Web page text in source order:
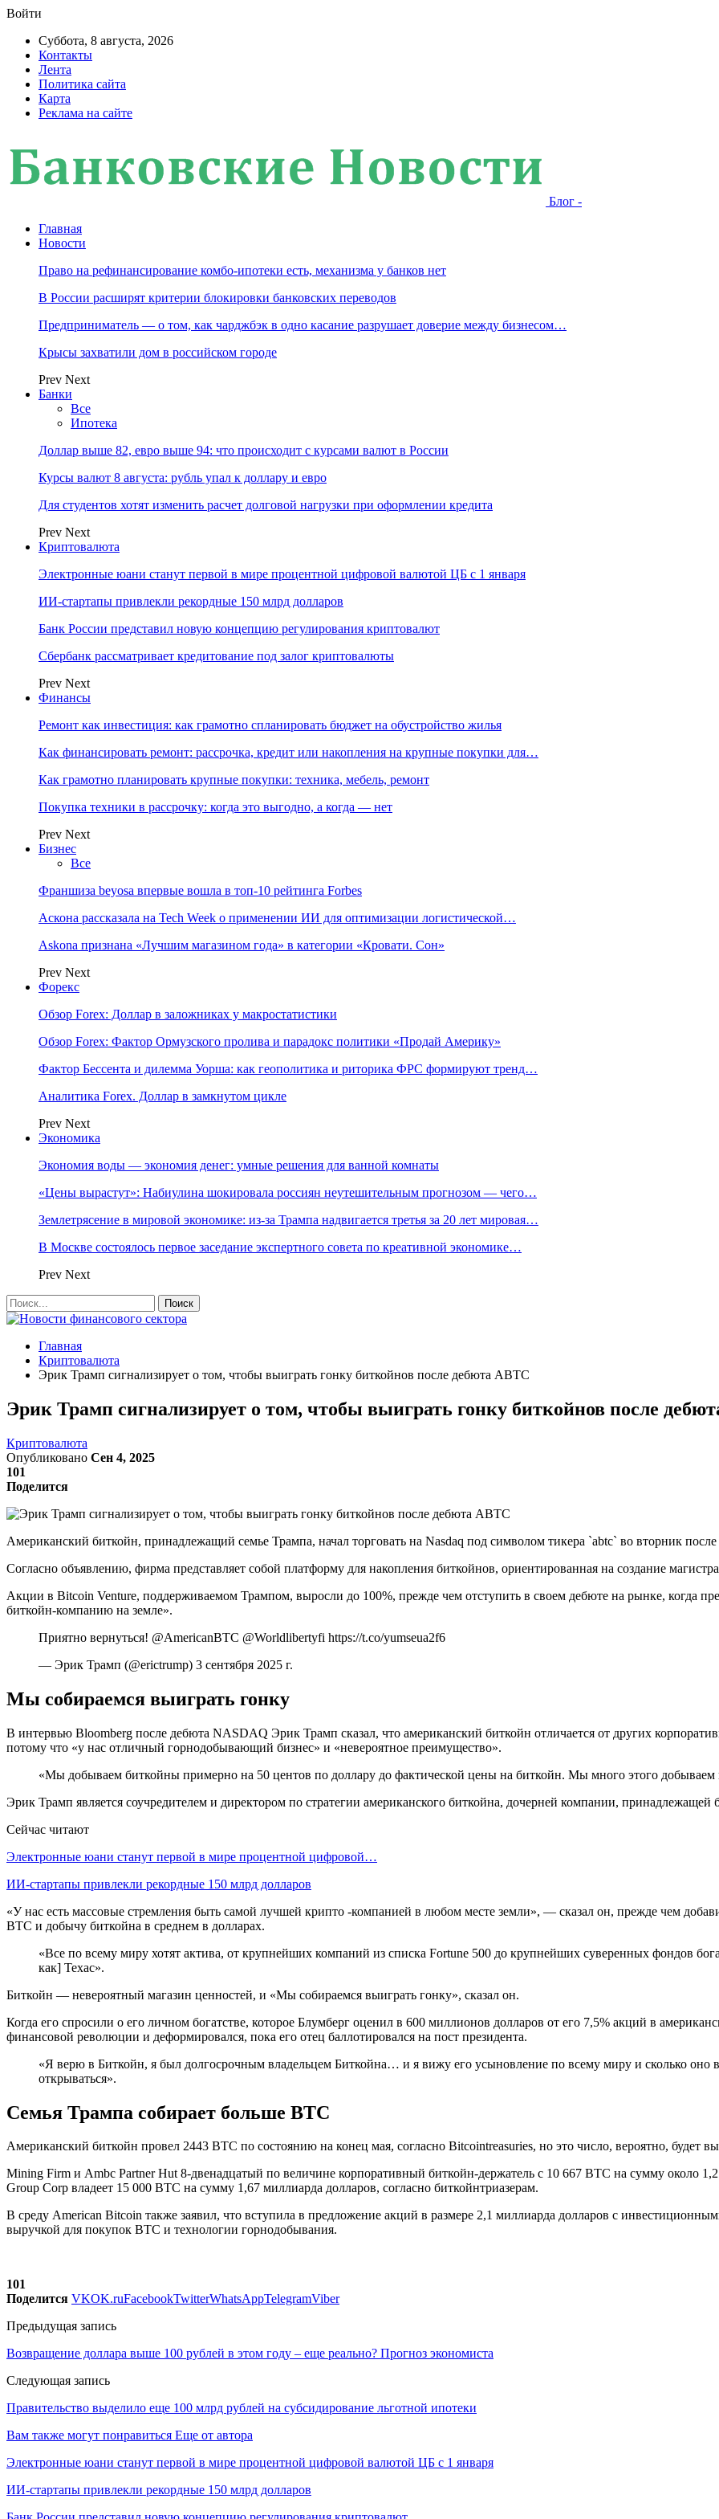
Войти
Суббота, 8 августа, 2026
Контакты
Лента
Политика сайта
Карта
Реклама на сайте
Блог -
Главная
Новости
Право на рефинансирование комбо-ипотеки есть, механизма у банков нет
В России расширят критерии блокировки банковских переводов
Предприниматель — о том, как чарджбэк в одно касание разрушает доверие между бизнесом…
Крысы захватили дом в российском городе
Prev Next
Банки
Все
Ипотека
Доллар выше 82, евро выше 94: что происходит с курсами валют в России
Курсы валют 8 августа: рубль упал к доллару и евро
Для студентов хотят изменить расчет долговой нагрузки при оформлении кредита
Prev Next
Криптовалюта
Электронные юани станут первой в мире процентной цифровой валютой ЦБ с 1 января
ИИ-стартапы привлекли рекордные 150 млрд долларов
Банк России представил новую концепцию регулирования криптовалют
Сбербанк рассматривает кредитование под залог криптовалюты
Prev Next
Финансы
Ремонт как инвестиция: как грамотно спланировать бюджет на обустройство жилья
Как финансировать ремонт: рассрочка, кредит или накопления на крупные покупки для…
Как грамотно планировать крупные покупки: техника, мебель, ремонт
Покупка техники в рассрочку: когда это выгодно, а когда — нет
Prev Next
Бизнес
Все
Франшиза beyosa впервые вошла в топ-10 рейтинга Forbes
Аскона рассказала на Tech Week о применении ИИ для оптимизации логистической…
Askona признана «Лучшим магазином года» в категории «Кровати. Сон»
Prev Next
Форекс
Обзор Forex: Доллар в заложниках у макростатистики
Обзор Forex: Фактор Ормузского пролива и парадокс политики «Продай Америку»
Фактор Бессента и дилемма Уорша: как геополитика и риторика ФРС формируют тренд…
Аналитика Forex. Доллар в замкнутом цикле
Prev Next
Экономика
Экономия воды — экономия денег: умные решения для ванной комнаты
«Цены вырастут»: Набиулина шокировала россиян неутешительным прогнозом — чего…
Землетрясение в мировой экономике: из-за Трампа надвигается третья за 20 лет мировая…
В Москве состоялось первое заседание экспертного совета по креативной экономике…
Prev Next
Главная
Криптовалюта
Эрик Трамп сигнализирует о том, чтобы выиграть гонку биткойнов после дебюта ABTC
Эрик Трамп сигнализирует о том, чтобы выиграть гонку биткойнов после
Криптовалюта
Опубликовано Сен 4, 2025
101
Поделится
Американский биткойн, принадлежащий семье Трампа, начал торговать на Nasdaq под символом тикера `abtc` во вторник
Согласно объявлению, фирма представляет собой платформу для накопления биткойнов, ориентированная на создание
Акции в Bitcoin Venture, поддерживаемом Трампом, выросли до 100%, прежде чем отступить в своем дебюте на рынке, когда
биткойн-компанию на земле».
Приятно вернуться! @AmericanBTC @Worldlibertyfi https://t.co/yumseua2f6
— Эрик Трамп (@erictrump) 3 сентября 2025 г.
Мы собираемся выиграть гонку
В интервью Bloomberg после дебюта NASDAQ Эрик Трамп сказал, что американский биткойн отличается от других
потому что «у нас отличный горнодобывающий бизнес» и «невероятное преимущество».
«Мы добываем биткойны примерно на 50 центов по доллару до фактической цены на биткойн. Мы много этого добываем
Эрик Трамп является соучредителем и директором по стратегии американского биткойна, дочерней компании,
Сейчас читают
Электронные юани станут первой в мире процентной цифровой…
ИИ-стартапы привлекли рекордные 150 млрд долларов
«У нас есть массовые стремления быть самой лучшей крипто -компанией в любом месте земли», — сказал он, прежде чем
BTC и добычу биткойна в среднем в долларах.
«Все по всему миру хотят актива, от крупнейших компаний из списка Fortune 500 до крупнейших суверенных фондов
как] Техас».
Биткойн — невероятный магазин ценностей, и «Мы собираемся выиграть гонку», сказал он.
Когда его спросили о его личном богатстве, которое Блумберг оценил в 600 миллионов долларов от его 7,5% акций в
финансовой революции и деформировался, пока его отец баллотировался на пост президента.
«Я верю в Биткойн, я был долгосрочным владельцем Биткойна… и я вижу его усыновление по всему миру и сколько
открываться».
Семья Трампа собирает больше BTC
Американский биткойн провел 2443 BTC по состоянию на конец мая, согласно Bitcointreasuries, но это число, вероятно, будет
Mining Firm и Ambc Partner Hut 8-двенадцатый по величине корпоративный биткойн-держатель с 10 667 BTC на сумму около
Group Corp владеет 15 000 BTC на сумму 1,67 миллиарда долларов, согласно биткойнтриазерам.
В среду American Bitcoin также заявил, что вступила в предложение акций в размере 2,1 миллиарда долларов с
выручкой для покупок BTC и технологии горнодобывания.
101
Поделится VKOK.ruFacebookTwitterWhatsAppTelegramViber
Предыдущая запись
Возвращение доллара выше 100 рублей в этом году – еще реально? Прогноз экономиста
Следующая запись
Правительство выделило еще 100 млрд рублей на субсидирование льготной ипотеки
Вам также могут понравиться Еще от автора
Электронные юани станут первой в мире процентной цифровой валютой ЦБ с 1 января
ИИ-стартапы привлекли рекордные 150 млрд долларов